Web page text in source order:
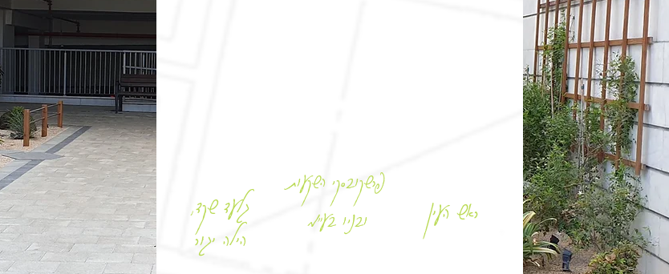
גלעד שקד,
הילה יגור
פרשקובסקי השקעות
ובניו בע"מ
ראש העין